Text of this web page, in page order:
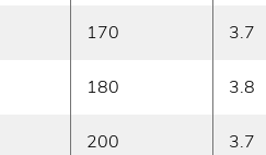
170 3.7
180 3.8
200 3.7